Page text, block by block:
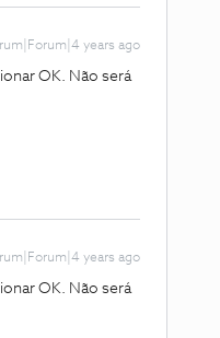
years ago
OK. Não será
years ago
OK. Não será